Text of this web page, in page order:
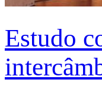
Estudo